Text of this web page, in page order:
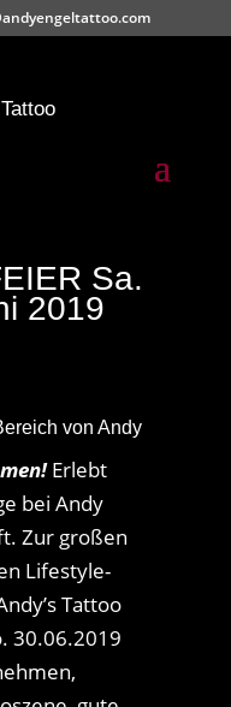
Sa.
2019
von Andy
Erlebt
bei Andy
Zur großen
Lifestyle-
Tattoo
30.06.2019